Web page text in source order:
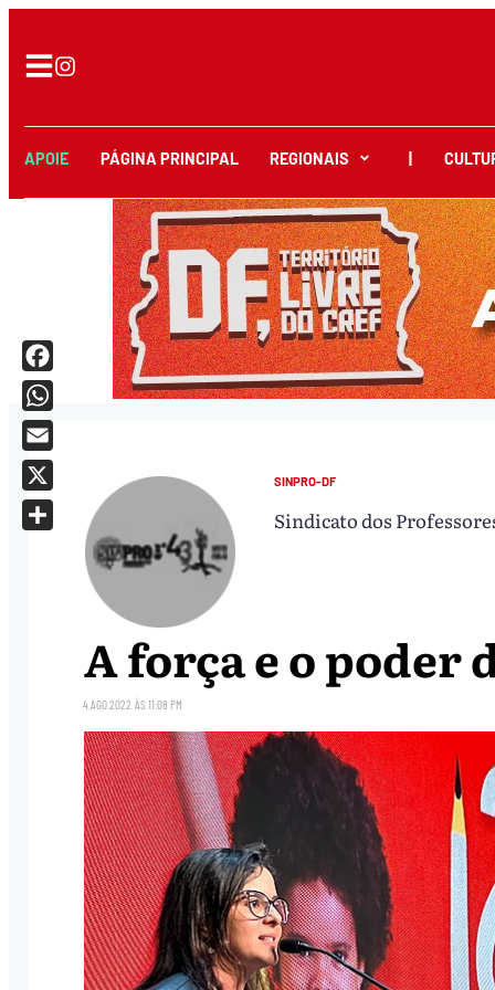
APOIE PÁGINA PRINCIPAL REGIONAIS
SINPRO-DF
Sindicato dos
A força e o poder
4.AGO.2022 ÀS 11:08 PM
Facebook
WhatsApp
Email
X